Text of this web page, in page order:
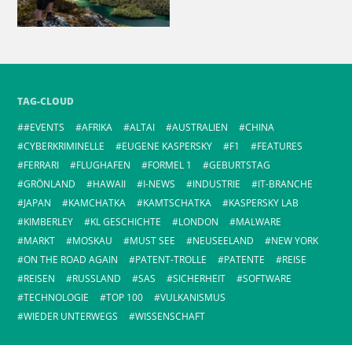
TAG-CLOUD
#EVENTS
AFRIKA ALTAI AUSTRALIEN
CHINA
CYBERKRIMINELLE
EUGENE KASPERSKY F1
FEATURES
FERRARI
FLUGHAFEN FORMEL 1
GEBURTSTAG
GRÖNLAND
HAWAII I-NEWS INDUSTRIE
IT-BRANCHE
JAPAN
KAMCHATKA KAMTSCHATKA
KASPERSKY LAB
KIMBERLEY
KL GESCHICHTE LONDON
MALWARE
MARKT
MOSKAU MUST SEE NEUSEELAND
NEW YORK
ON THE ROAD AGAIN
PATENT-TROLLE PATENTE
REISE
REISEN
RUSSLAND SAS SICHERHEIT
SOFTWARE
TECHNOLOGIE
TOP 100
VULKANISMUS
WIEDER UNTERWEGS
WISSENSCHAFT